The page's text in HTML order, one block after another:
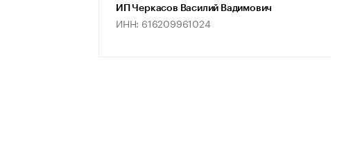
ИП Черкасов Василий Вадимович
ИНН: 616209961024